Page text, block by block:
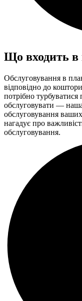
Що входить в
Обслуговування в
відповідно до
потрібно
обслуговувати —
обслуговування
нагадує про
обслуговування.